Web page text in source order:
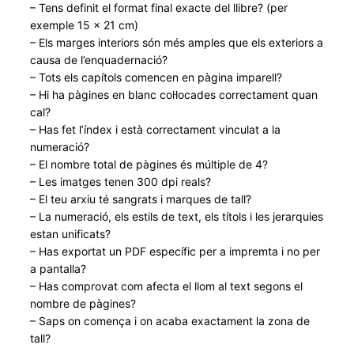
– Tens definit el format final exacte del llibre? (per
exemple 15 × 21 cm)
– Els marges interiors són més amples que els exteriors a
causa de l’enquadernació?
– Tots els capítols comencen en pàgina imparell?
– Hi ha pàgines en blanc col·locades correctament quan
cal?
– Has fet l’índex i està correctament vinculat a la
numeració?
– El nombre total de pàgines és múltiple de 4?
– Les imatges tenen 300 dpi reals?
– El teu arxiu té sangrats i marques de tall?
– La numeració, els estils de text, els títols i les jerarquies
estan unificats?
– Has exportat un PDF específic per a impremta i no per
a pantalla?
– Has comprovat com afecta el llom al text segons el
nombre de pàgines?
– Saps on comença i on acaba exactament la zona de
tall?